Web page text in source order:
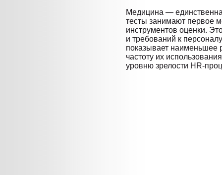
Медицина —
тесты занимают первое
инструментов оценки.
и требований к
показывает наименьшее
частоту их
уровню зрелости HR-